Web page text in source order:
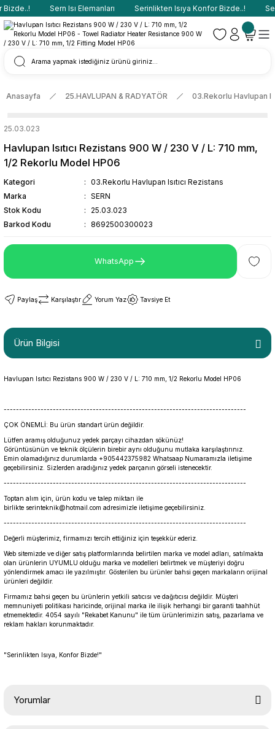
Sern Isı Elemanları Serinlikten Isıya Konfor Bizde..!
Anasayfa 25.HAVLUPAN & RADYATÖR 03.Rekorlu Havlupan
25.03.023
Havlupan Isıtıcı Rezistans 900 W / 230 V / L: 710 mm,
1/2 Rekorlu Model HP06
Kategori
03.Rekorlu Havlupan Isıtıcı Rezistans
Marka
SERN
Stok Kodu
25.03.023
Barkod Kodu
8692500300023
WhatsApp
Paylaş Karşılaştır Yorum Yaz Tavsiye Et
Ürün Bilgisi
Havlupan Isıtıcı Rezistans 900 W / 230 V / L: 710 mm, 1/2 Rekorlu Model HP06
-------------------------------------------------------------------------------
ÇOK ÖNEMLİ: Bu ürün standart ürün değildir.
Lütfen aramış olduğunuz yedek parçayı cihazdan sökünüz!
Görüntüsünün ve teknik ölçülerin birebir aynı olduğunu mutlaka karşılaştırınız.
Emin olamadığınız durumlarda +905442375982 Whatsaap Numaramızla iletişime
geçebilirsiniz. Sizlerden aradığınız yedek parçanın görseli istenecektir.
-------------------------------------------------------------------------------
Toptan alım için, ürün kodu ve talep miktarı ile
birlikte serinteknik@hotmail.com adresimizle iletişime geçebilirsiniz.
-------------------------------------------------------------------------------
Değerli müşterimiz, firmamızı tercih ettiğiniz için teşekkür ederiz.
Web sitemizde ve diğer satış platformlarında belirtilen marka ve model adları, satılmakta
olan ürünlerin UYUMLU olduğu marka ve modelleri belirtmek ve müşteriyi doğru
yönlendirmek amacı ile yazılmıştır. Gösterilen bu ürünler bahsi geçen markaların orijinal
ürünleri değildir.
Firmamız bahsi geçen bu ürünlerin yetkili satıcısı ve dağıtıcısı değildir. Müşteri
memnuniyeti politikası haricinde, orijinal marka ile ilişik herhangi bir garanti taahhüt
etmemektedir. 4054 sayılı "Rekabet Kanunu" ile tüm ürünlerimizin satış, pazarlama ve
reklam hakları korunmaktadır.
"Serinlikten Isıya, Konfor Bizde!"
Yorumlar